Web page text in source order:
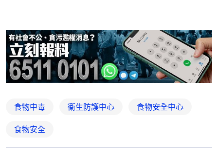
食物中毒 衞生防護中心 食物安全中心
食物安全